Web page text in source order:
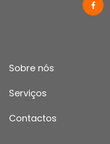
Sobre nós
Serviços
Contactos